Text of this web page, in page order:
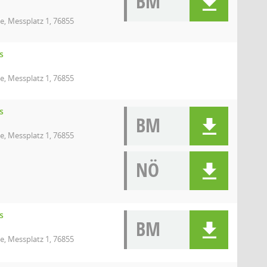
Messplatz 1, 76855
Messplatz 1, 76855
Messplatz 1, 76855
BM
NÖ
Messplatz 1, 76855
BM